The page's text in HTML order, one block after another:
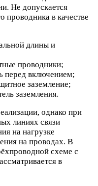
Не допускается
проводника в качестве
длины и
проводники;
перед включением;
заземление;
заземления.
однако при
линиях связи
на нагрузке
на проводах. В
схеме с
в